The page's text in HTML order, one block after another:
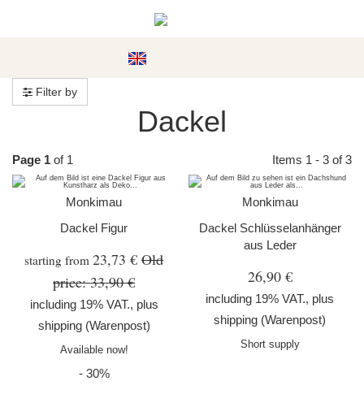
Filter by
Dackel
Page 1 of 1 Items 1 - 3 of 3
Monkimau
Dackel Figur
starting from23,73 € Old
price:33,90 €
including 19% VAT., plus
shipping (Warenpost)
Available now!
- 30%
Monkimau
Dackel Schlüsselanhänger
aus Leder
26,90 €
including 19% VAT., plus
shipping (Warenpost)
Short supply